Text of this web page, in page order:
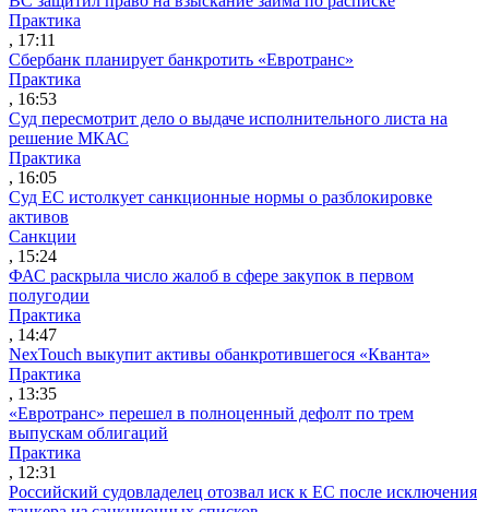
Практика
, 17:11
Сбербанк планирует банкротить «Евротранс»
Практика
, 16:53
Суд пересмотрит дело о выдаче исполнительного листа на
решение МКАС
Практика
, 16:05
Суд ЕС истолкует санкционные нормы о разблокировке
активов
Санкции
, 15:24
ФАС раскрыла число жалоб в сфере закупок в первом
полугодии
Практика
, 14:47
NexTouch выкупит активы обанкротившегося «Кванта»
Практика
, 13:35
«Евротранс» перешел в полноценный дефолт по трем
выпускам облигаций
Практика
, 12:31
Российский судовладелец отозвал иск к ЕС после исключения